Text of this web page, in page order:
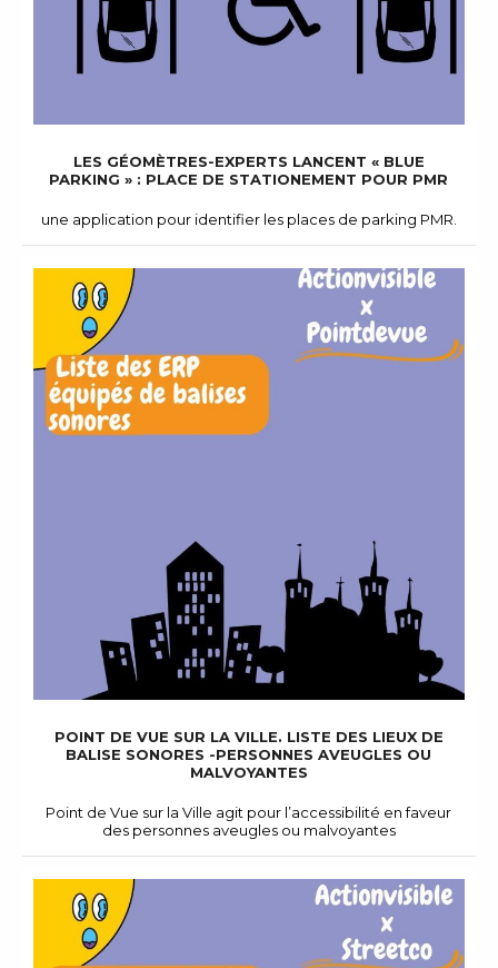
LES GÉOMÈTRES-EXPERTS LANCENT « BLUE
PARKING » : PLACE DE STATIONEMENT POUR PMR
une application pour identifier les places de parking PMR.
POINT DE VUE SUR LA VILLE. LISTE DES LIEUX DE
BALISE SONORES -PERSONNES AVEUGLES OU
MALVOYANTES
Point de Vue sur la Ville agit pour l’accessibilité en faveur
des personnes aveugles ou malvoyantes